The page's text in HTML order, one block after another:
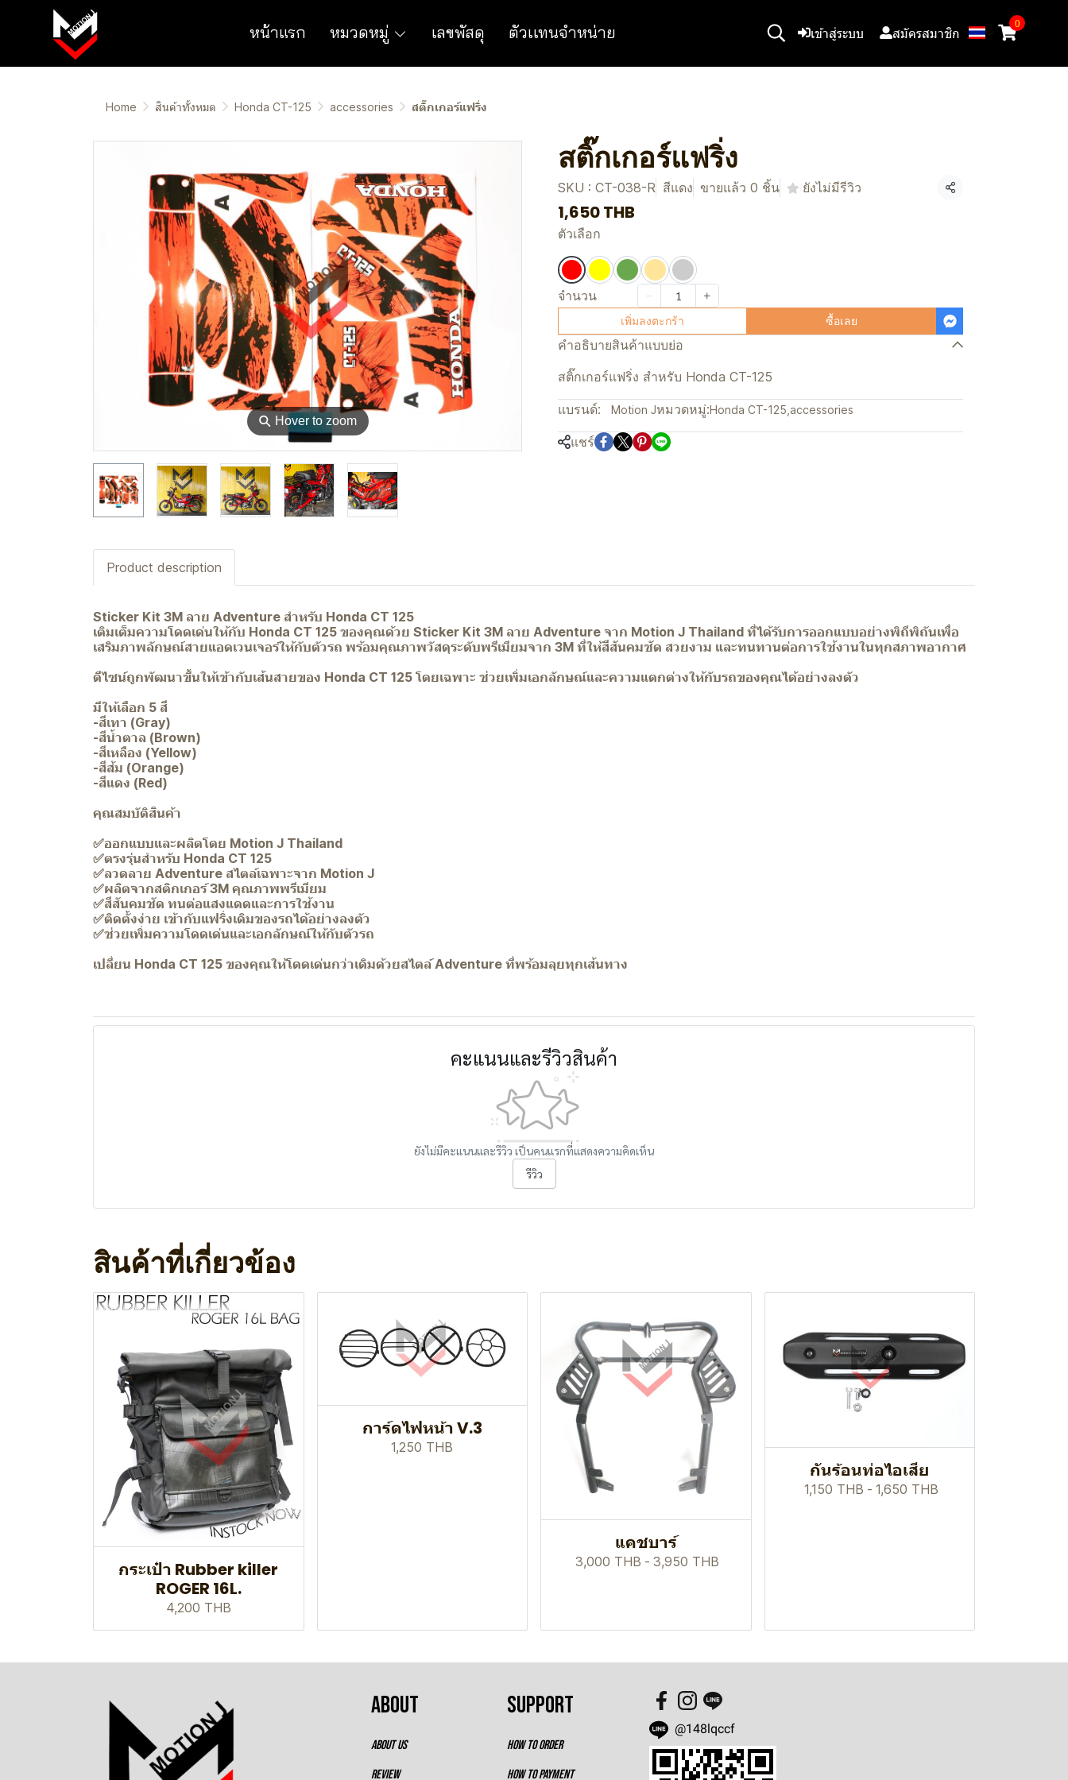
หน้าแรก หมวดหมู่ เลขพัสดุ ตัวเเทนจำหน่าย เข้าสู่ระบบ สมัครสมาชิก
0
Home สินค้าทั้งหมด Honda CT-125 accessories สติ๊กเกอร์แฟริ่ง
⚲ Hover to zoom
สติ๊กเกอร์แฟริ่ง
SKU : CT-038-R สีแดง ขายแล้ว 0 ชิ้น ยังไม่มีรีวิว แชร์
1,650 THB
ตัวเลือก
จำนวน
เพิ่มลงตะกร้า
ซื้อเลย
คำอธิบายสินค้าแบบย่อ
สติ๊กเกอร์แฟริ่ง สำหรับ Honda CT-125
แบรนด์: Motion Jหมวดหมู่:Honda CT-125 accessories
แชร์
Product description
Sticker Kit 3M ลาย Adventure สำหรับ Honda CT 125
เติมเต็มความโดดเด่นให้กับ Honda CT 125 ของคุณด้วย Sticker Kit 3M ลาย Adventure จาก Motion J Thailand ที่ได้รับการออกแบบอย่างพิถีพิถันเพื่อ
เสริมภาพลักษณ์สายแอดเวนเจอร์ให้กับตัวรถ พร้อมคุณภาพวัสดุระดับพรีเมียมจาก 3M ที่ให้สีสันคมชัด สวยงาม และทนทานต่อการใช้งานในทุกสภาพอากาศ
ดีไซน์ถูกพัฒนาขึ้นให้เข้ากับเส้นสายของ Honda CT 125 โดยเฉพาะ ช่วยเพิ่มเอกลักษณ์และความแตกต่างให้กับรถของคุณได้อย่างลงตัว
มีให้เลือก 5 สี
-สีเทา (Gray)
-สีน้ำตาล (Brown)
-สีเหลือง (Yellow)
-สีส้ม (Orange)
-สีแดง (Red)
คุณสมบัติสินค้า
✅ออกแบบและผลิตโดย Motion J Thailand
✅ตรงรุ่นสำหรับ Honda CT 125
✅ลวดลาย Adventure สไตล์เฉพาะจาก Motion J
✅ผลิตจากสติกเกอร์ 3M คุณภาพพรีเมียม
✅สีสันคมชัด ทนต่อแสงแดดและการใช้งาน
✅ติดตั้งง่าย เข้ากับแฟริ่งเดิมของรถได้อย่างลงตัว
✅ช่วยเพิ่มความโดดเด่นและเอกลักษณ์ให้กับตัวรถ
เปลี่ยน Honda CT 125 ของคุณให้โดดเด่นกว่าเดิมด้วยสไตล์ Adventure ที่พร้อมลุยทุกเส้นทาง
คะแนนและรีวิวสินค้า
ยังไม่มีคะแนนและรีวิว เป็นคนแรกที่แสดงความคิดเห็น
รีวิว
สินค้าที่เกี่ยวข้อง
กระเป๋า Rubber killer
ROGER 16L.
4,200 THB
การ์ดไฟหน้า V.3
1,250 THB
แคชบาร์
3,000 THB - 3,950 THB
กันร้อนท่อไอเสีย
1,150 THB - 1,650 THB
ABOUT
ABOUT US
REVIEW
SUPPORT
HOW TO ORDER
HOW TO PAYMENT
@148lqccf